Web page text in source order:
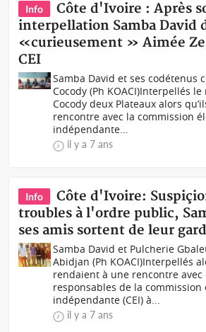
Info
Côte d'Ivoire : Après
interpellation Samba David
«curieusement » Aimée
CEI
Samba David et ses codétenus
Cocody (Ph KOACI)Interpellés
Cocody deux Plateaux alors
rencontre avec la commission
indépendante...
il y a 7 ans
Info
Côte d'Ivoire:
troubles à l'ordre public,
ses amis sortent de leur
Samba David et Pulcherie
Abidjan (Ph KOACI)Interpellés
rendaient à une rencontre avec
responsables de la commission
indépendante (CEI) à...
il y a 7 ans